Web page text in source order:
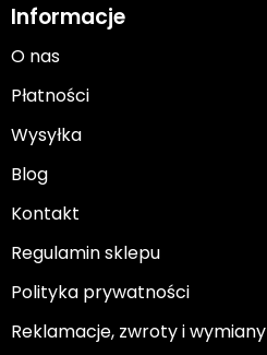
Informacje
O nas
Płatności
Wysyłka
Blog
Kontakt
Regulamin sklepu
Polityka prywatności
Reklamacje, zwroty i wymiany